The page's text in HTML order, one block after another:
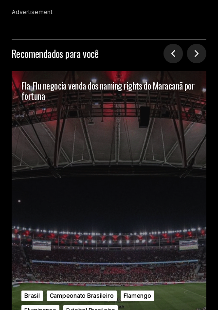
Advertisement
Recomendados para você
Fla-Flu negocia venda dos naming rights do Maracanã por
fortuna
Brasil Campeonato Brasileiro
Flamengo